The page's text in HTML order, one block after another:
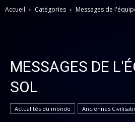
Accueil Catégories Messages de
MESSAGES DE
SOL
Actualités du monde Anciennes